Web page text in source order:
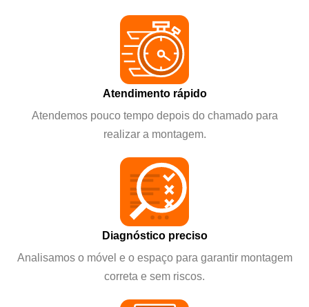
Atendimento rápido
Atendemos pouco tempo depois do chamado para
realizar a montagem.
Diagnóstico preciso
Analisamos o móvel e o espaço para garantir montagem
correta e sem riscos.